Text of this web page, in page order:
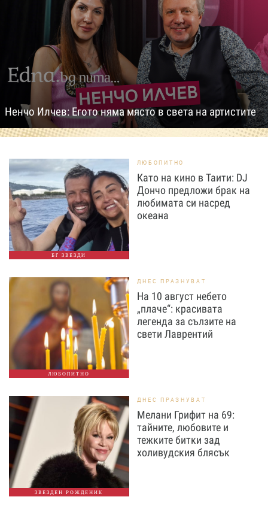
Ненчо Илчев: Егото няма място в света на артистите
БГ ЗВЕЗДИ
ЛЮБОПИТНО
Като на кино в Таити: DJ
Дончо предложи брак на
любимата си насред
океана
ЛЮБОПИТНО
ДНЕС ПРАЗНУВАТ
На 10 август небето
„плаче“: красивата
легенда за сълзите на
свети Лаврентий
ЗВЕЗДЕН РОЖДЕНИК
ДНЕС ПРАЗНУВАТ
Мелани Грифит на 69:
тайните, любовите и
тежките битки зад
холивудския блясък